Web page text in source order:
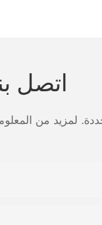
اتصل